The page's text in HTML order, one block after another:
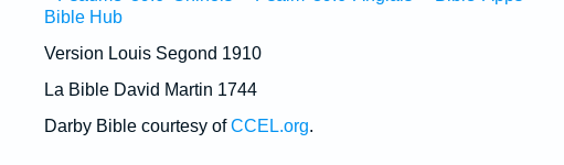
Bible Hub
Version Louis Segond 1910
La Bible David Martin 1744
Darby Bible courtesy ofCCEL.org.